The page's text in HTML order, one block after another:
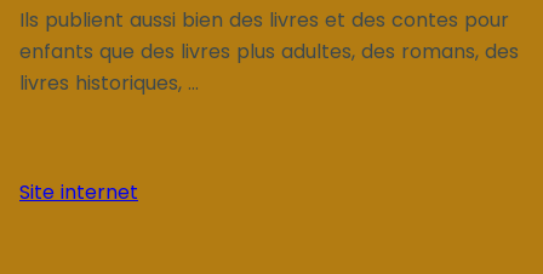
Ils publient aussi bien des livres et des contes pour
enfants que des livres plus adultes, des romans, des
livres historiques, ...
Site internet